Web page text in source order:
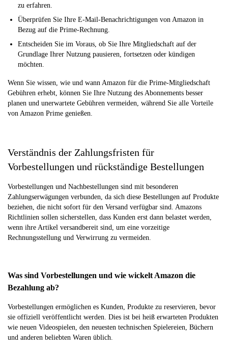
zu erfahren.
Überprüfen Sie Ihre E-Mail-Benachrichtigungen von Amazon in
Bezug auf die Prime-Rechnung.
Entscheiden Sie im Voraus, ob Sie Ihre Mitgliedschaft auf der
Grundlage Ihrer Nutzung pausieren, fortsetzen oder kündigen
möchten.
Wenn Sie wissen, wie und wann Amazon für die Prime-Mitgliedschaft
Gebühren erhebt, können Sie Ihre Nutzung des Abonnements besser
planen und unerwartete Gebühren vermeiden, während Sie alle Vorteile
von Amazon Prime genießen.
Verständnis der Zahlungsfristen für
Vorbestellungen und rückständige Bestellungen
Vorbestellungen und Nachbestellungen sind mit besonderen
Zahlungserwägungen verbunden, da sich diese Bestellungen auf Produkte
beziehen, die nicht sofort für den Versand verfügbar sind. Amazons
Richtlinien sollen sicherstellen, dass Kunden erst dann belastet werden,
wenn ihre Artikel versandbereit sind, um eine vorzeitige
Rechnungsstellung und Verwirrung zu vermeiden.
Was sind Vorbestellungen und wie wickelt Amazon die
Bezahlung ab?
Vorbestellungen ermöglichen es Kunden, Produkte zu reservieren, bevor
sie offiziell veröffentlicht werden. Dies ist bei heiß erwarteten Produkten
wie neuen Videospielen, den neuesten technischen Spielereien, Büchern
und anderen beliebten Waren üblich.